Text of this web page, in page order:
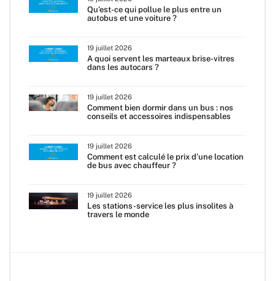
Qu’est-ce qui pollue le plus entre un
autobus et une voiture ?
19 juillet 2026
A quoi servent les marteaux brise-vitres
dans les autocars ?
19 juillet 2026
Comment bien dormir dans un bus : nos
conseils et accessoires indispensables
19 juillet 2026
Comment est calculé le prix d’une location
de bus avec chauffeur ?
19 juillet 2026
Les stations-service les plus insolites à
travers le monde